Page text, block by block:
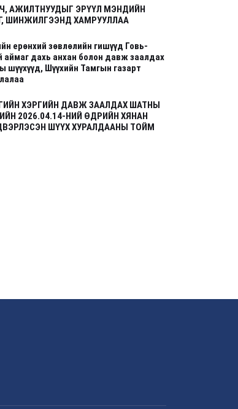
АЖИЛТНУУДЫГ ЭРҮҮЛ МЭНДИЙН
ШИНЖИЛГЭЭНД ХАМРУУЛЛАА
ерөнхий зөвлөлийн гишүүд Говь-
аймаг дахь анхан болон давж заалдах
шүүхүүд, Шүүхийн Тамгын газарт
ХЭРГИЙН ДАВЖ ЗААЛДАХ ШАТНЫ
2026.04.14-НИЙ ӨДРИЙН ХЯНАН
ШҮҮХ ХУРАЛДААНЫ ТОЙМ